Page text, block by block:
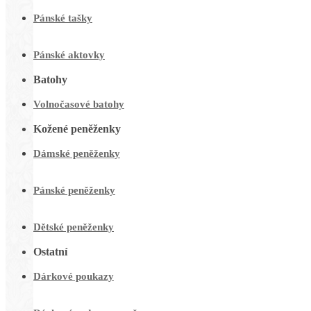
Pánské tašky
Pánské aktovky
Batohy
Volnočasové batohy
Kožené peněženky
Dámské peněženky
Pánské peněženky
Dětské peněženky
Ostatní
Dárkové poukazy